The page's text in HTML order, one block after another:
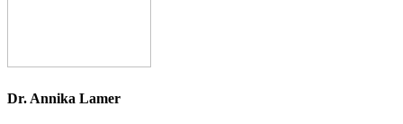
Dr. Annika Lamer